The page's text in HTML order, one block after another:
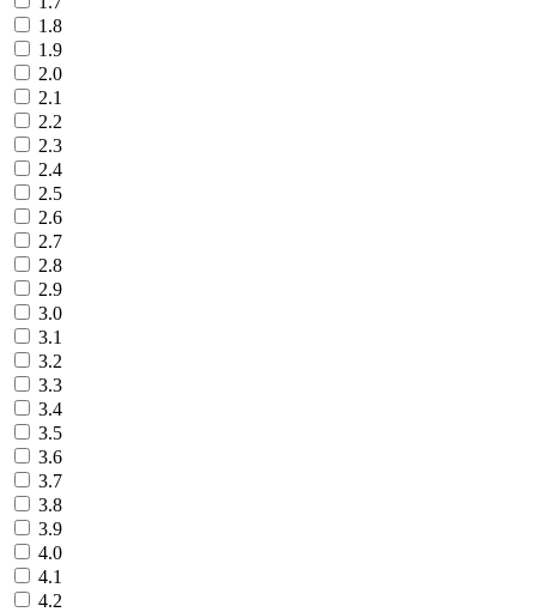
1.8
1.9
2.0
2.1
2.2
2.3
2.4
2.5
2.6
2.7
2.8
2.9
3.0
3.1
3.2
3.3
3.4
3.5
3.6
3.7
3.8
3.9
4.0
4.1
4.2